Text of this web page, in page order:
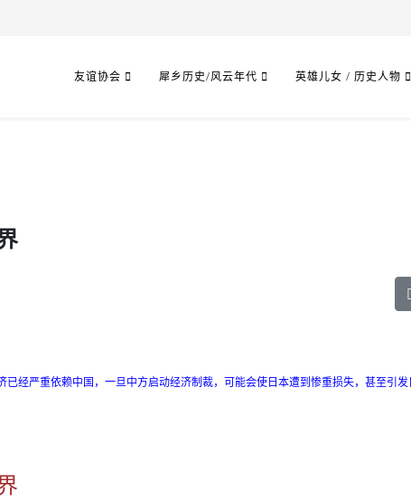
友谊协会 犀乡历史/风云年代 英雄儿女 / 历史人物
经严重依赖中国，一旦中方启动经济制裁，可能会使日本遭到惨重损失，甚至引